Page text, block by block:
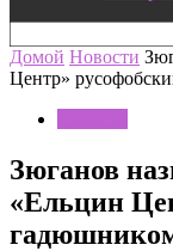
Домой Новости
Центр»
Зюганов
«Ельцин